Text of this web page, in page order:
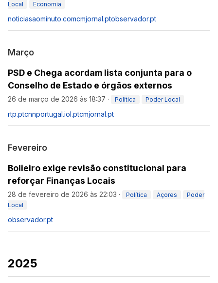
Local
Economia
noticiasaominuto.comcmjornal.ptobservador.pt
Março
PSD e Chega acordam lista conjunta para o
Conselho de Estado e órgãos externos
26 de março de 2026 às 18:37 · Política Poder Local
rtp.ptcnnportugal.iol.ptcmjornal.pt
Fevereiro
Bolieiro exige revisão constitucional para
reforçar Finanças Locais
28 de fevereiro de 2026 às 22:03 · Política Açores
Poder
Local
observador.pt
2025